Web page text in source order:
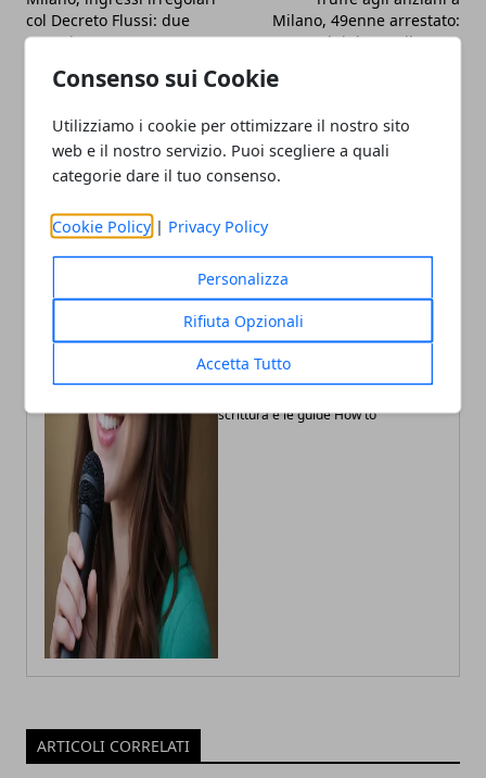
Consenso sui Cookie
Utilizziamo i cookie per ottimizzare il nostro sito
web e il nostro servizio. Puoi scegliere a quali
categorie dare il tuo consenso.
Cookie Policy | Privacy Policy
Personalizza
Rifiuta Opzionali
Accetta Tutto
col Decreto Flussi: due
arresti
Milano, 49enne arrestato:
colpi da 15mila euro
Annalisa Biasi
Autrice di articoli per blog, laureata
scrittura e le guide How to
ARTICOLI CORRELATI